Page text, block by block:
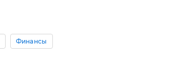
Финансы